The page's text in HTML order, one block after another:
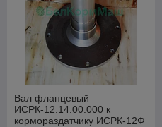
Вал фланцевый
ИСРК-12.14.00.000 к
кормораздатчику ИСРК-12Ф